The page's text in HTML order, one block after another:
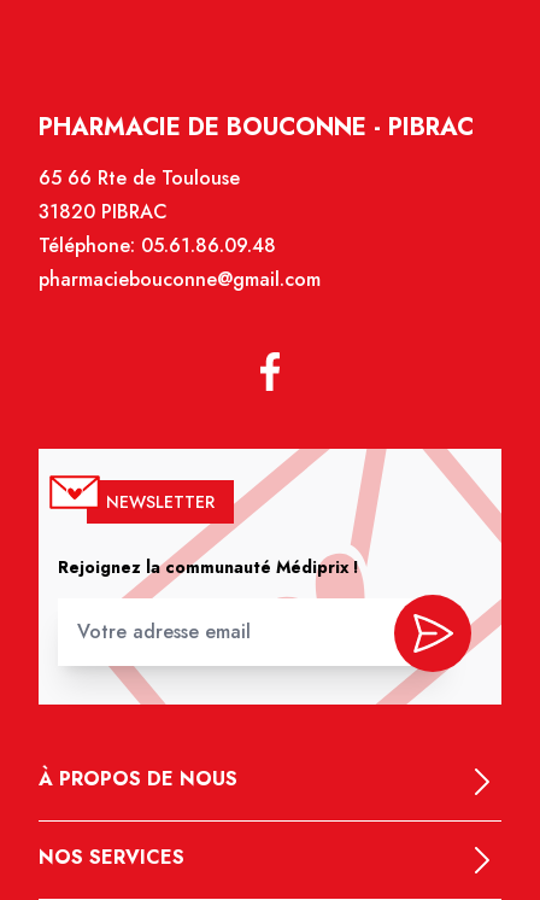
PHARMACIE DE BOUCONNE - PIBRAC
65 66 Rte de Toulouse
31820 PIBRAC
Téléphone: 05.61.86.09.48
pharmaciebouconne@gmail.com
NEWSLETTER
Rejoignez la communauté Médiprix !
À PROPOS DE NOUS
NOS SERVICES